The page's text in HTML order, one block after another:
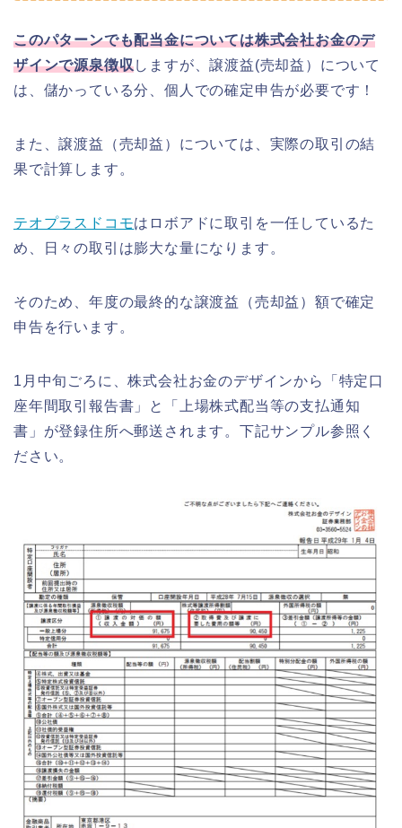
このパターンでも配当金については株式会社お金のデ
ザインで源泉徴収しますが、譲渡益(売却益）について
は、儲かっている分、個人での確定申告が必要です！
また、譲渡益（売却益）については、実際の取引の結
果で計算します。
テオプラスドコモはロボアドに取引を一任しているた
め、日々の取引は膨大な量になります。
そのため、年度の最終的な譲渡益（売却益）額で確定
申告を行います。
1月中旬ごろに、株式会社お金のデザインから「特定口
座年間取引報告書」と「上場株式配当等の支払通知
書」が登録住所へ郵送されます。下記サンプル参照く
ださい。